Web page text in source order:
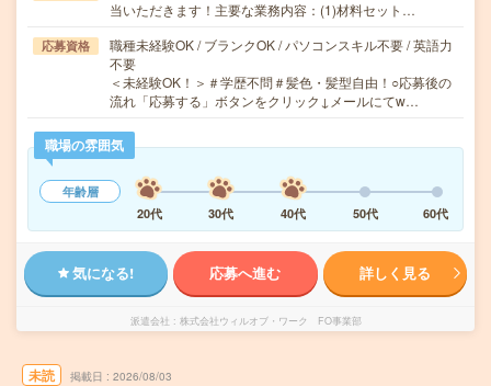
当いただきます！主要な業務内容：(1)材料セット…
応募資格
職種未経験OK / ブランクOK / パソコンスキル不要 / 英語力
不要
＜未経験OK！＞＃学歴不問＃髪色・髪型自由！○応募後の
流れ「応募する」ボタンをクリック↓メールにてw…
職場の雰囲気
年齢層
20代
30代 40代 50代 60代
気になる! 応募へ進む 詳しく見る
派遣会社 株式会社ウィルオブ・ワーク FO事業部
未読 掲載日 2026/08/03